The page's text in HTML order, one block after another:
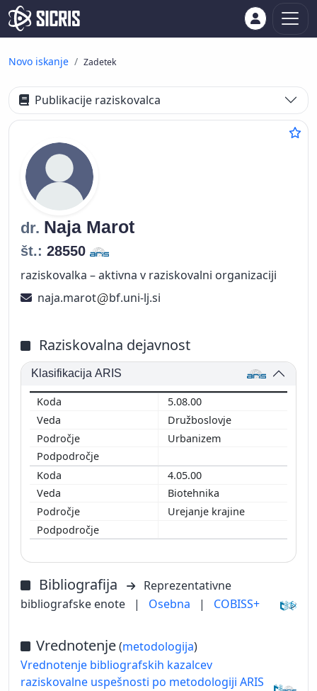
Novo iskanje Zadetek
Publikacije raziskovalca
dr. Naja Marot
št.: 28550
raziskovalka – aktivna v raziskovalni organizaciji
naja.marot
bf.uni-lj.si
Raziskovalna dejavnost
Klasifikacija ARIS
5.08.00
Družboslovje
Urbanizem
4.05.00
Biotehnika
Urejanje krajine
Bibliografija
Reprezentativne
bibliografske enote
| Osebna | COBISS+
Vrednotenje(metodologija)
Vrednotenje bibliografskih kazalcev
raziskovalne uspešnosti po metodologiji ARIS